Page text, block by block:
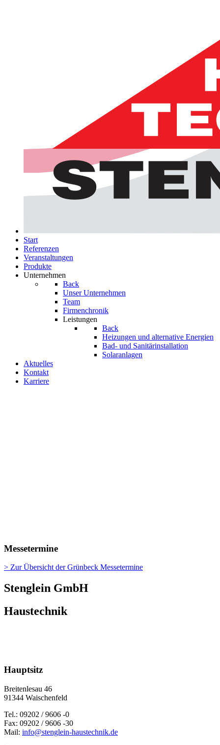
Start
Referenzen
Veranstal­tungen
Produkte
Unternehmen
Back
Unser Unternehmen
Team
Firmenchronik
Leistungen
Back
Heizungen und alternative Energien
Bad- und Sanitär­­instal­­lation
Solaranlagen
Aktuelles
Kontakt
Karriere
Messetermine
> Zur Übersicht der Grünbeck Messetermine
Stenglein GmbH
Haustechnik
Hauptsitz
Breitenlesau 46
91344 Waischenfeld
Tel.: 09202 / 9606 -0
Fax: 09202 / 9606 -30
Mail: info@stenglein-haustechnik.de